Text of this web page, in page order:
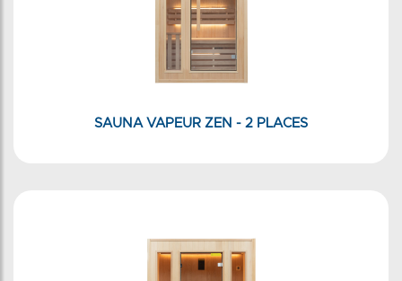
SAUNA VAPEUR ZEN - 2 PLACES